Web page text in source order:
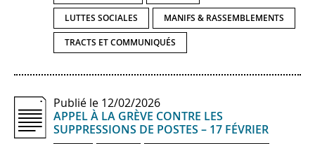
LUTTES SOCIALES MANIFS & RASSEMBLEMENTS
TRACTS ET COMMUNIQUÉS
Publié le 12/02/2026
APPEL À LA GRÈVE CONTRE LES
SUPPRESSIONS DE POSTES – 17 FÉVRIER